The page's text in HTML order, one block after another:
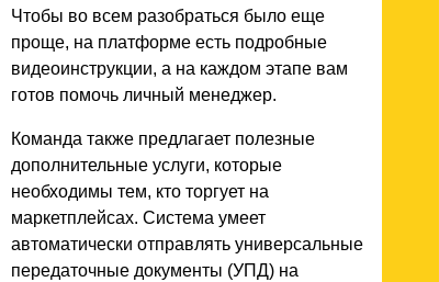
Чтобы во всем разобраться было еще
проще, на платформе есть подробные
видеоинструкции, а на каждом этапе вам
готов помочь личный менеджер.
Команда также предлагает полезные
дополнительные услуги, которые
необходимы тем, кто торгует на
маркетплейсах. Система умеет
автоматически отправлять универсальные
передаточные документы (УПД) на